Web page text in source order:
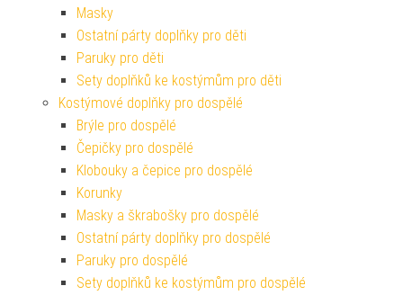
Masky
Ostatní párty doplňky pro děti
Paruky pro děti
Sety doplňků ke kostýmům pro děti
Kostýmové doplňky pro dospělé
Brýle pro dospělé
Čepičky pro dospělé
Klobouky a čepice pro dospělé
Korunky
Masky a škrabošky pro dospělé
Ostatní párty doplňky pro dospělé
Paruky pro dospělé
Sety doplňků ke kostýmům pro dospělé